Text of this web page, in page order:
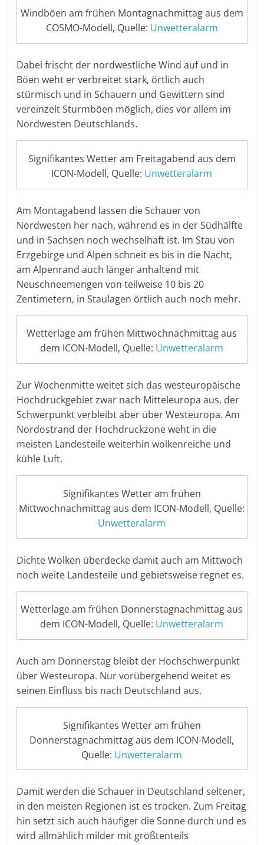
Windböen am frühen Montagnachmittag aus dem
COSMO-Modell, Quelle: Unwetteralarm
Dabei frischt der nordwestliche Wind auf und in
Böen weht er verbreitet stark, örtlich auch
stürmisch und in Schauern und Gewittern sind
vereinzelt Sturmböen möglich, dies vor allem im
Nordwesten Deutschlands.
Signifikantes Wetter am Freitagabend aus dem
ICON-Modell, Quelle: Unwetteralarm
Am Montagabend lassen die Schauer von
Nordwesten her nach, während es in der Südhälfte
und in Sachsen noch wechselhaft ist. Im Stau von
Erzgebirge und Alpen schneit es bis in die Nacht,
am Alpenrand auch länger anhaltend mit
Neuschneemengen von teilweise 10 bis 20
Zentimetern, in Staulagen örtlich auch noch mehr.
Wetterlage am frühen Mittwochnachmittag aus
dem ICON-Modell, Quelle: Unwetteralarm
Zur Wochenmitte weitet sich das westeuropäische
Hochdruckgebiet zwar nach Mitteleuropa aus, der
Schwerpunkt verbleibt aber über Westeuropa. Am
Nordostrand der Hochdruckzone weht in die
meisten Landesteile weiterhin wolkenreiche und
kühle Luft.
Signifikantes Wetter am frühen
Mittwochnachmittag aus dem ICON-Modell, Quelle:
Unwetteralarm
Dichte Wolken überdecke damit auch am Mittwoch
noch weite Landesteile und gebietsweise regnet es.
Wetterlage am frühen Donnerstagnachmittag aus
dem ICON-Modell, Quelle: Unwetteralarm
Auch am Donnerstag bleibt der Hochschwerpunkt
über Westeuropa. Nur vorübergehend weitet es
seinen Einfluss bis nach Deutschland aus.
Signifikantes Wetter am frühen
Donnerstagnachmittag aus dem ICON-Modell,
Quelle: Unwetteralarm
Damit werden die Schauer in Deutschland seltener,
in den meisten Regionen ist es trocken. Zum Freitag
hin setzt sich auch häufiger die Sonne durch und es
wird allmählich milder mit größtenteils